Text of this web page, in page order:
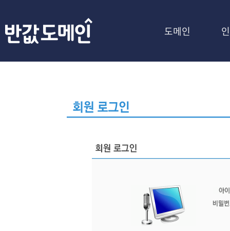
도메인